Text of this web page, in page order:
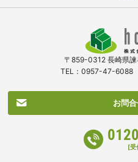
〒859-0312 長崎県
TEL：0957-47-
お問
[受